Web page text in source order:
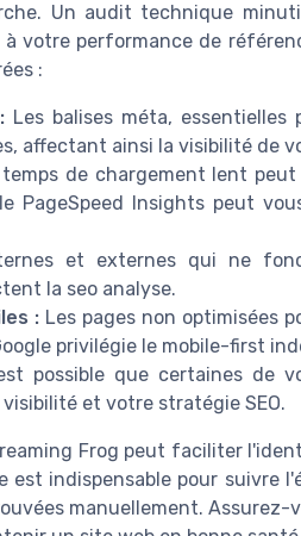
Un audit technique
votre performance de
:
Les balises méta, essentielles
affectant ainsi la visibilité de
de chargement lent
PageSpeed Insights peut
et externes qui ne
la seo analyse.
: Les pages non optimisées
privilégie le mobile-first
possible que certaines de
et votre stratégie SEO.
Frog peut faciliter
est indispensable pour
manuellement.